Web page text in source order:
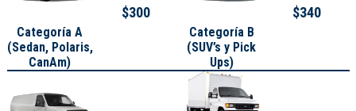
Categoría A
(Sedan, Polaris,
CanAm)
$300
Categoría B
(SUV’s y Pick
Ups)
$340